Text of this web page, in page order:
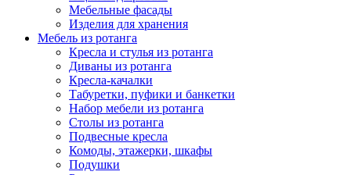
Мебельные фасады
Изделия для хранения
Мебель из ротанга
Кресла и стулья из ротанга
Диваны из ротанга
Кресла-качалки
Табуретки, пуфики и банкетки
Набор мебели из ротанга
Столы из ротанга
Подвесные кресла
Комоды, этажерки, шкафы
Подушки